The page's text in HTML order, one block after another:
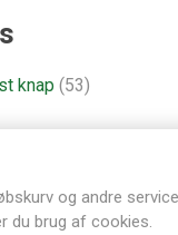
knap (53)
købte
og andre
du brug af cookies.